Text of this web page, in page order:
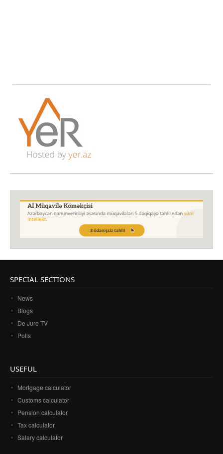
SPECIAL SECTIONS
News
Blogs
De Jure TV
Polls
USEFUL
Mortgage calculator
Customs calculator
Pension calculator
Tax calculator
Salary calculator